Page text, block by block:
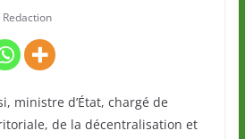
Redaction
ministre d’État, chargé de
de la décentralisation et